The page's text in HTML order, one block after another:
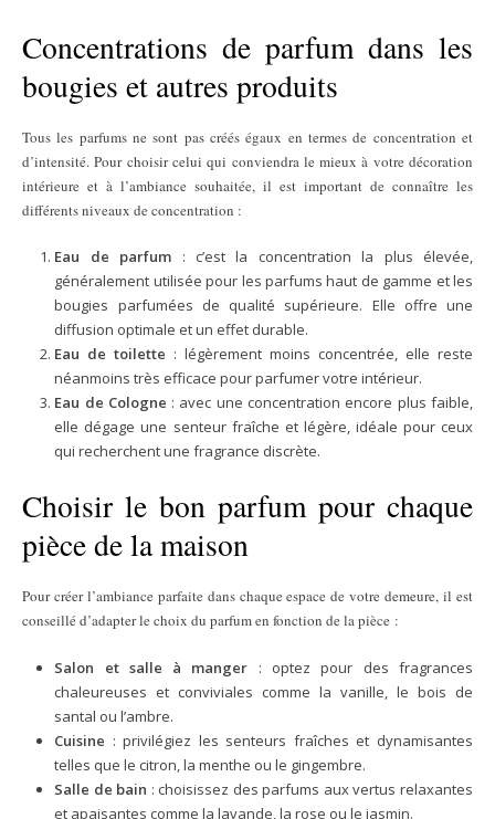
Concentrations de parfum dans les
bougies et autres produits
Tous les parfums ne sont pas créés égaux en termes de concentration et
d’intensité. Pour choisir celui qui conviendra le mieux à votre décoration
intérieure et à l’ambiance souhaitée, il est important de connaître les
différents niveaux de concentration :
Eau de parfum : c’est la concentration la plus élevée,
généralement utilisée pour les parfums haut de gamme et les
bougies parfumées de qualité supérieure. Elle offre une
diffusion optimale et un effet durable.
Eau de toilette : légèrement moins concentrée, elle reste
néanmoins très efficace pour parfumer votre intérieur.
Eau de Cologne : avec une concentration encore plus faible,
elle dégage une senteur fraîche et légère, idéale pour ceux
qui recherchent une fragrance discrète.
Choisir le bon parfum pour chaque
pièce de la maison
Pour créer l’ambiance parfaite dans chaque espace de votre demeure, il est
conseillé d’adapter le choix du parfum en fonction de la pièce :
Salon et salle à manger : optez pour des fragrances
chaleureuses et conviviales comme la vanille, le bois de
santal ou l’ambre.
Cuisine : privilégiez les senteurs fraîches et dynamisantes
telles que le citron, la menthe ou le gingembre.
Salle de bain : choisissez des parfums aux vertus relaxantes
et apaisantes comme la lavande, la rose ou le jasmin.